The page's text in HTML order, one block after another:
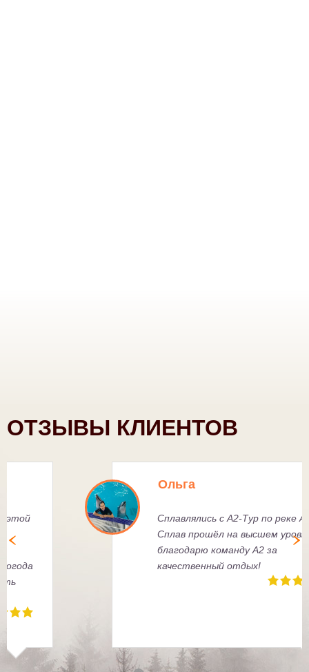
ОТЗЫВЫ КЛИЕНТОВ
Ксения Ф.
Много раз путешествовала с этой
весёлой компанией, главное -
всегда подбирается
правильная группа, хорошая погода